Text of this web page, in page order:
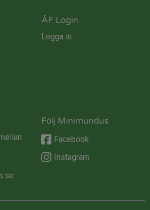
ÅF Login
Logga in
Följ Minimundus
Facebook
Instagram